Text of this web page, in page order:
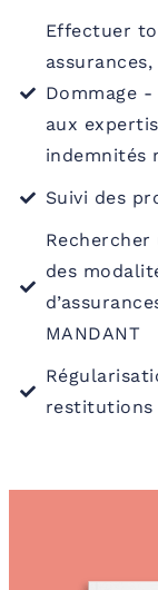
Effectuer
Dommage
aux
indemnités
Suivi des
des
MANDANT
restitutions